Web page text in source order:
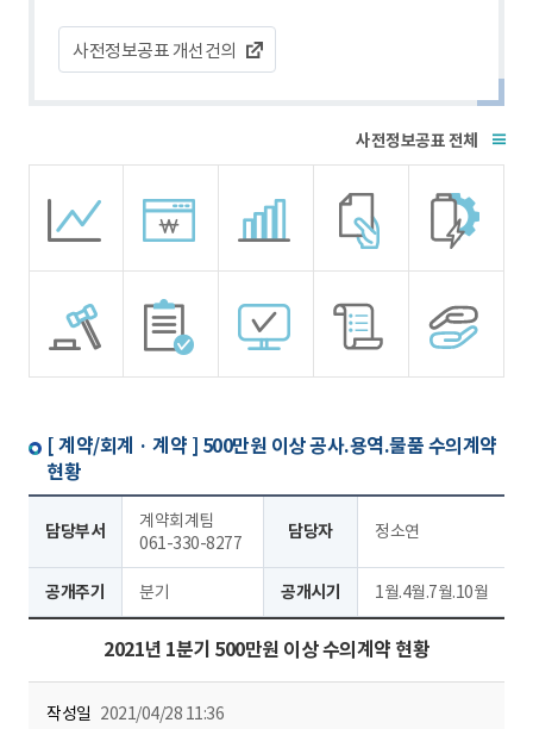
사전정보공표 개선건의
전체
[ 계약/회계 · 계약 ] 500만원 이상 공사.용역.물품 수의계약
현황
담당부서
계약회계팀
061-330-8277
담당자 정소연
공개주기 분기 공개시기 1월.4월.7월.10월
2021년 1분기 500만원 이상 수의계약 현황
작성일 2021/04/28 11:36